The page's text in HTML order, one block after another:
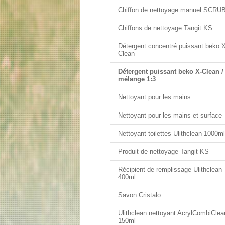
Chiffon de nettoyage manuel
Chiffons de nettoyage Tangit KS
Détergent concentré puissant beko
Clean
Détergent puissant beko X-Clean /
mélange 1:3
Nettoyant pour les mains
Nettoyant pour les mains et surface
Nettoyant toilettes Ulithclean 1000ml
Produit de nettoyage Tangit KS
Récipient de remplissage Ulithclean
400ml
Savon Cristalo
Ulithclean nettoyant
150ml